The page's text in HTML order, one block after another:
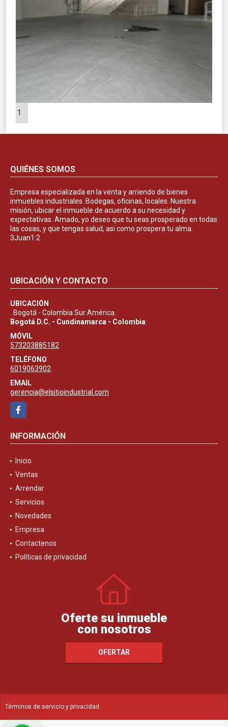
1
QUIÉNES SOMOS
Empresa especializada en la venta y arriendo de bienes
inmuebles industriales. Bodegas, oficinas, locales. Nuestra
misión, ubicar el inmueble de acuerdo a su necesidad y
expectativas. Amado, yo deseo que tu seas prosperado en todas
las cosas, y que tengas salud, asi como prospera tu alma.
3Juan1:2
UBICACIÓN Y CONTACTO
UBICACIÓN
. Bogotá - Colombia Sur América.
Bogotá D.C. - Cundinamarca - Colombia
MÓVIL
573203885182
TELÉFONO
6019063902
EMAIL
gerencia@elsitioindustrial.com
Facebook
INFORMACIÓN
Inicio
Ventas
Arrendar
Servicios
Novedades
Empresa
Contactenos
Políticas de privacidad
Oferte su inmueble
con nosotros
OFERTAR
Términos de servicio y privacidad